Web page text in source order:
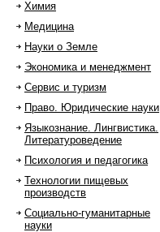
Химия
Медицина
Науки о Земле
Экономика и менеджмент
Сервис и туризм
Право. Юридические науки
Языкознание. Лингвистика.
Литературоведение
Психология и педагогика
Технологии пищевых
производств
Социально-гуманитарные
науки